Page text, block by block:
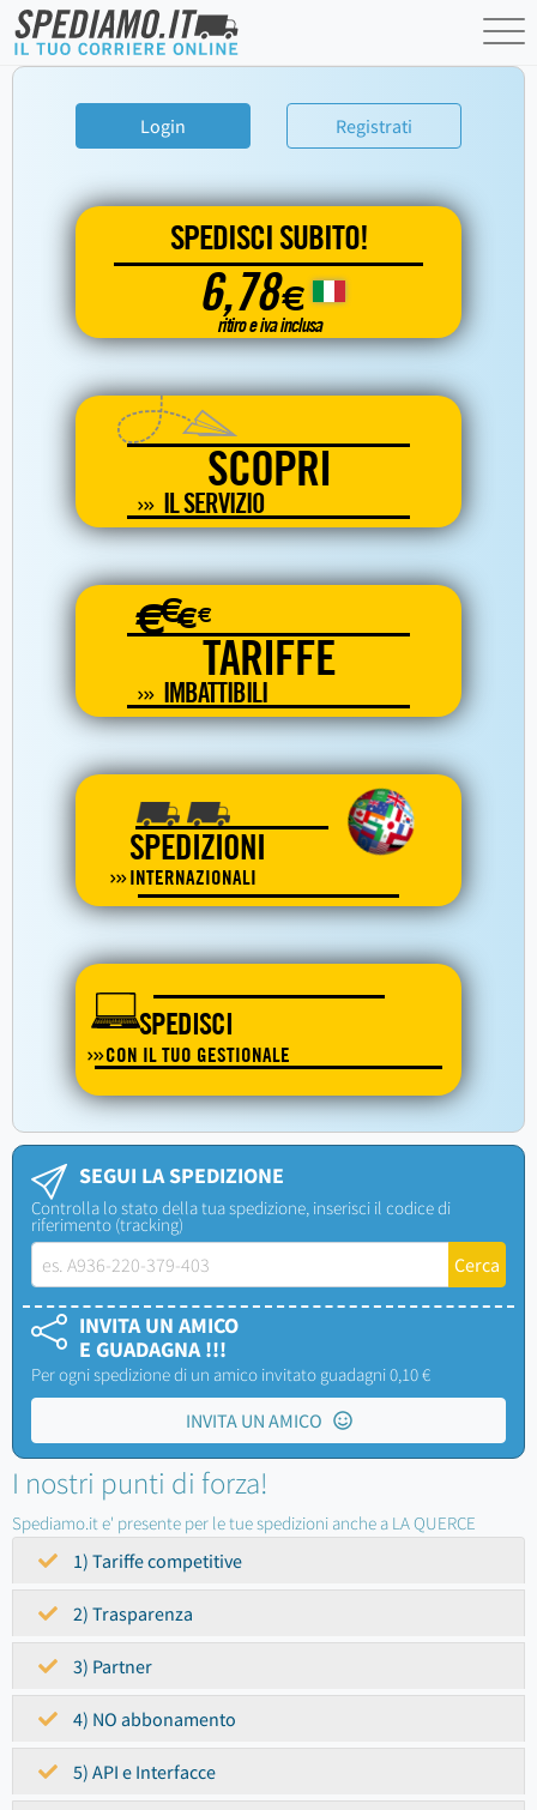
Login Registrati
SPEDISCI SUBITO!
6,78€
ritiro e iva inclusa
SCOPRI
IL SERVIZIO
€€€€
TARIFFE
IMBATTIBILI
SPEDIZIONI
INTERNAZIONALI
SPEDISCI
CON IL TUO GESTIONALE
SEGUI LA SPEDIZIONE
Controlla lo stato della tua spedizione, inserisci il codice di
riferimento (tracking)
INVITA UN AMICO
E GUADAGNA !!!
Per ogni spedizione di un amico invitato guadagni 0,10 €
INVITA UN AMICO
I nostri punti di forza!
Spediamo.it e' presente per le tue spedizioni anche a LA QUERCE
1) Tariffe competitive
2) Trasparenza
3) Partner
4) NO abbonamento
5) API e Interfacce